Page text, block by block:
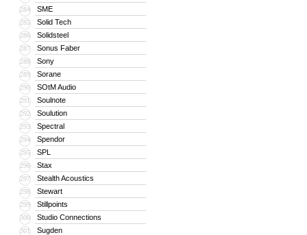
284 SME
285 Solid Tech
286 Solidsteel
287 Sonus Faber
288 Sony
289 Sorane
290 SOtM Audio
291 Soulnote
292 Soulution
293 Spectral
294 Spendor
295 SPL
296 Stax
297 Stealth Acoustics
298 Stewart
299 Stillpoints
300 Studio Connections
301 Sugden